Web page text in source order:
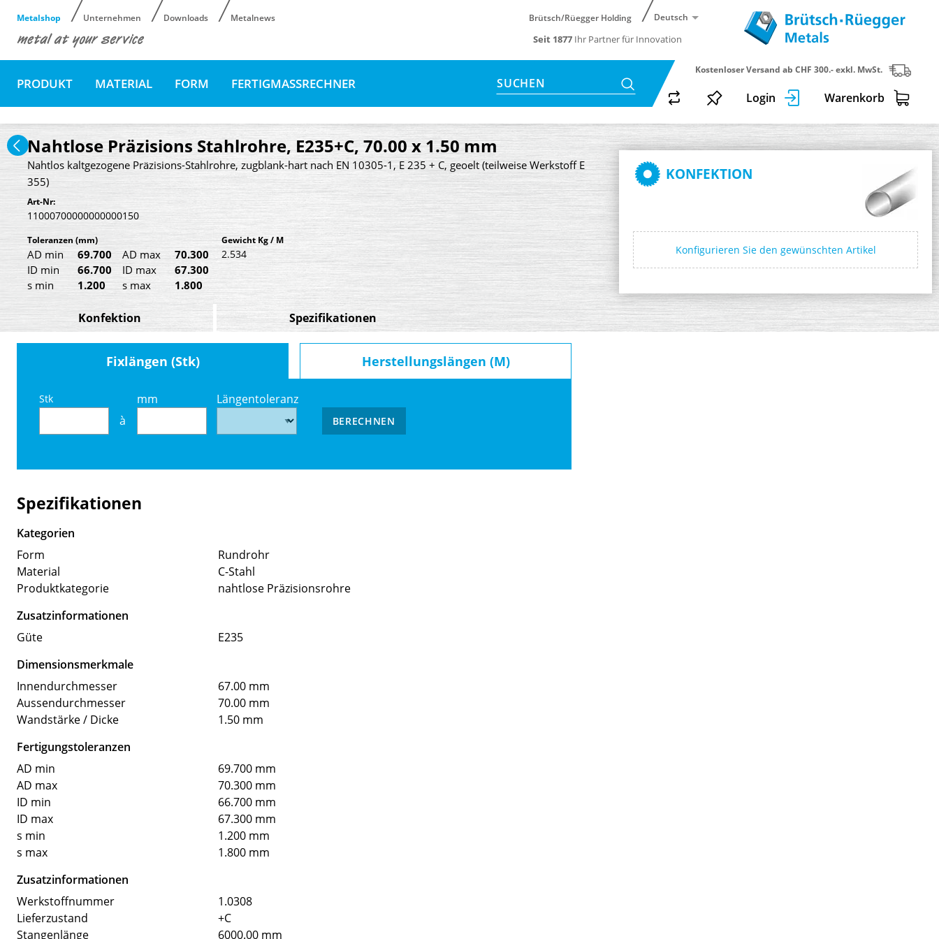
Metalshop Unternehmen Downloads Metalnews Brütsch/Rüegger Holding Deutsch
Seit 1877 Ihr Partner für Innovation
PRODUKT MATERIAL FORM FERTIGMASSRECHNER SUCHEN
Kostenloser Versand ab CHF 300.- exkl. MwSt.
Login Warenkorb
Nahtlose Präzisions Stahlrohre, E235+C, 70.00 x 1.50 mm
Nahtlos kaltgezogene Präzisions-Stahlrohre, zugblank-hart nach EN 10305-1, E 235 + C, geoelt (teilweise Werkstoff E
355)
Art-Nr:
11000700000000000150
Toleranzen (mm)
AD min 69.700 AD max
70.300
ID min
66.700 ID max
67.300
s min
1.200 s max 1.800
Gewicht Kg / M
2.534
Konfektion Spezifikationen
Fixlängen (Stk) Herstellungslängen (M)
Stk
à
mm Längentoleranz
BERECHNEN
KONFEKTION
Konfigurieren Sie den gewünschten Artikel
Spezifikationen
Kategorien
Form
Rundrohr
Material
C-Stahl
Produktkategorie
nahtlose Präzisionsrohre
Zusatzinformationen
Güte
E235
Dimensionsmerkmale
Innendurchmesser
67.00 mm
Aussendurchmesser
70.00 mm
Wandstärke / Dicke
1.50 mm
Fertigungstoleranzen
AD min
69.700 mm
AD max
70.300 mm
ID min
66.700 mm
ID max
67.300 mm
s min
1.200 mm
s max
1.800 mm
Zusatzinformationen
Werkstoffnummer
1.0308
Lieferzustand
+C
Stangenlänge
6000.00 mm